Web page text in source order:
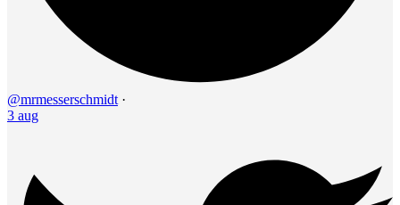
@mrmesserschmidt ·
3 aug